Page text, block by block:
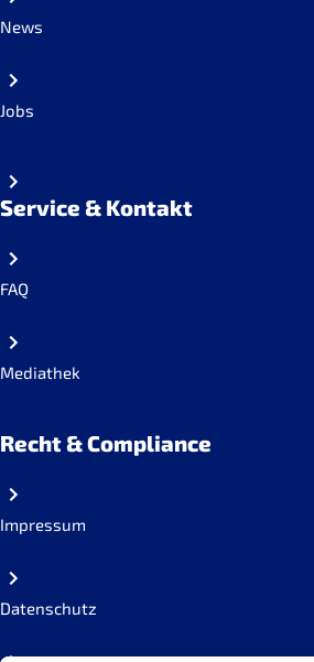
News
Jobs
Service & Kontakt
FAQ
Mediathek
Recht & Compliance
Impressum
Datenschutz